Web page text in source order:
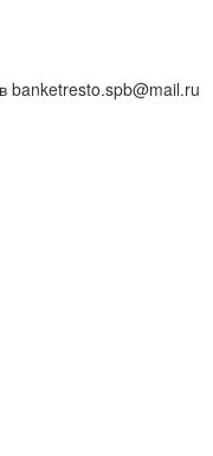
banketresto.spb@mail.ru